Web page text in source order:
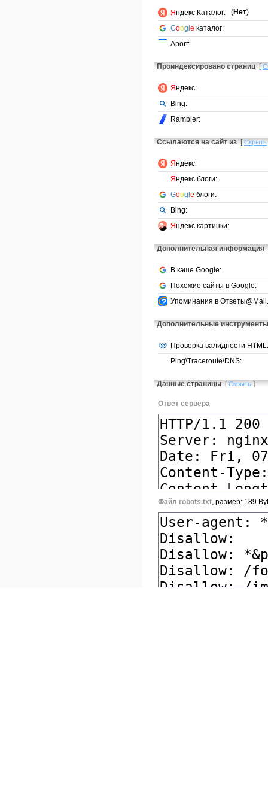
Яндекс Каталог: (Нет)
Google каталог:
Aport:
Проиндексировано страниц [
Яндекс:
Bing:
Rambler:
Ссылаются на сайт из [Скрыть
Яндекс:
Яндекс блоги:
Google блоги:
Bing:
Яндекс картинки:
Дополнительная информация
В кэше Google:
Похожие сайты в Google:
Упоминания в
Дополнительные инструменты
Проверка валидности HTML:
Ping\Traceroute\DNS:
Данные страницы [Скрыть]
Ответ сервера
Файл robots.txt , размер: 189